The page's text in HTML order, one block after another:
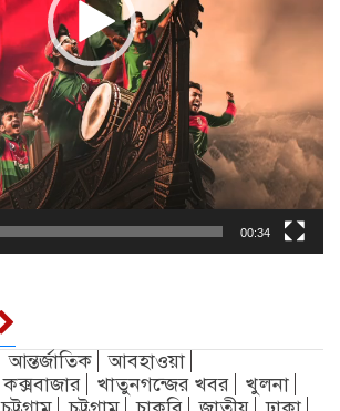
00:34
আন্তর্জাতিক
আবহাওয়া
কক্সবাজার খাতুনগন্জের খবর
খুলনা